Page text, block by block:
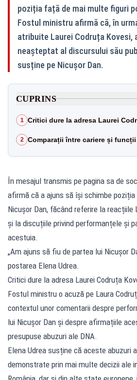
poziția față de mai multe figuri
Fostul ministru afirmă că, în
atribuite Laurei Codruța Kovesi,
neașteptat al discursului său
susține pe Nicușor Dan.
CUPRINS
1 Critici dure la adresa Laurei
2 Comparații între cariere și
În mesajul transmis pe pagina sa de
afirmă că a ajuns să își schimbe
Nicușor Dan, făcând referire la reacțiile
și la discuțiile privind performanțele și
acestuia.
„Am ajuns să fiu de partea lui Nicușor
postarea Elena Udrea.
Critici dure la adresa Laurei Codruța
Fostul ministru o acuză pe Laura
contextul unor comentarii despre
lui Nicușor Dan și despre afirmațiile
presupuse abuzuri ale DNA.
Elena Udrea susține că aceste abuzuri
demonstrate prin mai multe decizii ale